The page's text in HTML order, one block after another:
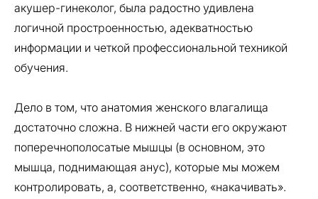
акушер-гинеколог, была радостно удивлена
логичной простроенностью, адекватностью
информации и четкой профессиональной техникой
обучения.
Дело в том, что анатомия женского влагалища
достаточно сложна. В нижней части его окружают
поперечнополосатые мышцы (в основном, это
мышца, поднимающая анус), которые мы можем
контролировать, а, соответственно, «накачивать».